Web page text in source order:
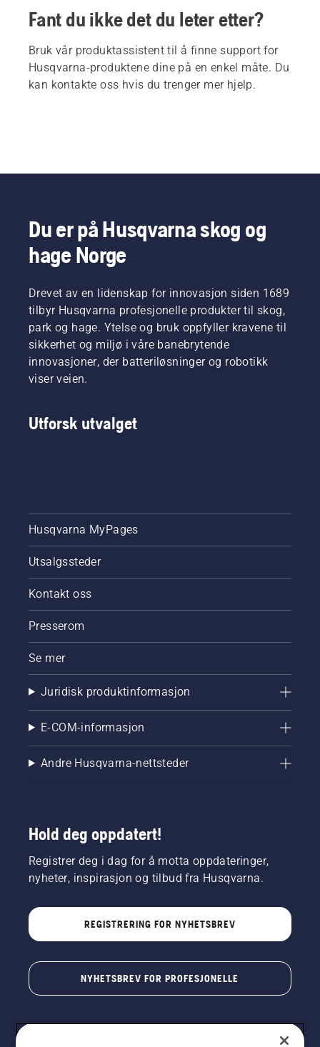
Fant du ikke det du leter etter?
Bruk vår produktassistent til å finne support for
Husqvarna-produktene dine på en enkel måte. Du
kan kontakte oss hvis du trenger mer hjelp.
Du er på Husqvarna skog og
hage Norge
Drevet av en lidenskap for innovasjon siden 1689
tilbyr Husqvarna profesjonelle produkter til skog,
park og hage. Ytelse og bruk oppfyller kravene til
sikkerhet og miljø i våre banebrytende
innovasjoner, der batteriløsninger og robotikk
viser veien.
Utforsk utvalget
Husqvarna MyPages
Utsalgssteder
Kontakt oss
Presserom
Se mer
Juridisk produktinformasjon
E-COM-informasjon
Andre Husqvarna-nettsteder
Hold deg oppdatert!
Registrer deg i dag for å motta oppdateringer,
nyheter, inspirasjon og tilbud fra Husqvarna.
REGISTRERING FOR NYHETSBREV
NYHETSBREV FOR PROFESJONELLE